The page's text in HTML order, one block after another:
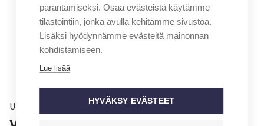
Uutinen
parantamiseksi. Osaa evästeistä käytämme
tilastointiin, jonka avulla kehitämme sivustoa.
Lisäksi hyödynnämme evästeitä mainonnan
kohdistamiseen.
Lue lisää
HYVÄKSY EVÄSTEET